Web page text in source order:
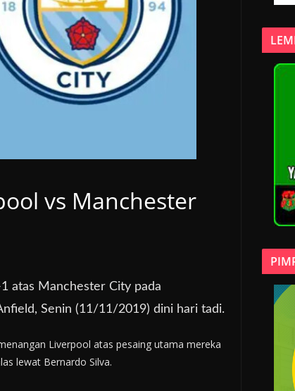
vs Manchester
atas Manchester City pada
Senin (11/11/2019) dini hari tadi.
Liverpool atas pesaing utama mereka
lewat Bernardo Silva.